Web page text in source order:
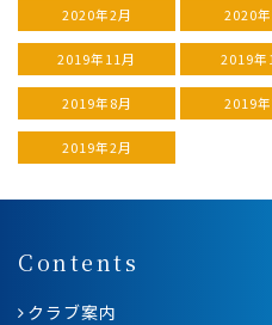
2020年2月 2020
2019年11月 2019年
2019年8月 2019
2019年2月
Contents
クラブ案内